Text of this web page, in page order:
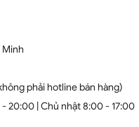
Minh
phải hotline bán hàng)
20:00 | Chủ nhật 8:00 - 17:00